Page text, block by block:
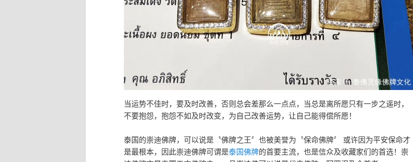
当运势不佳时，要及时改善，否则总会差那么一点点，当总是离所愿只有一步之遥时，
不要抱怨，抱怨不如及时改变，为自己改善运势，让自己能得偿所愿！
泰国的崇迪佛牌，可以说是〝佛牌之王〞也被美誉为〝保命佛牌〞 或许因为平安保命才
是最根本，因此崇迪佛牌可谓是泰国佛牌的首要主流，也是信众及收藏家们的首选！崇